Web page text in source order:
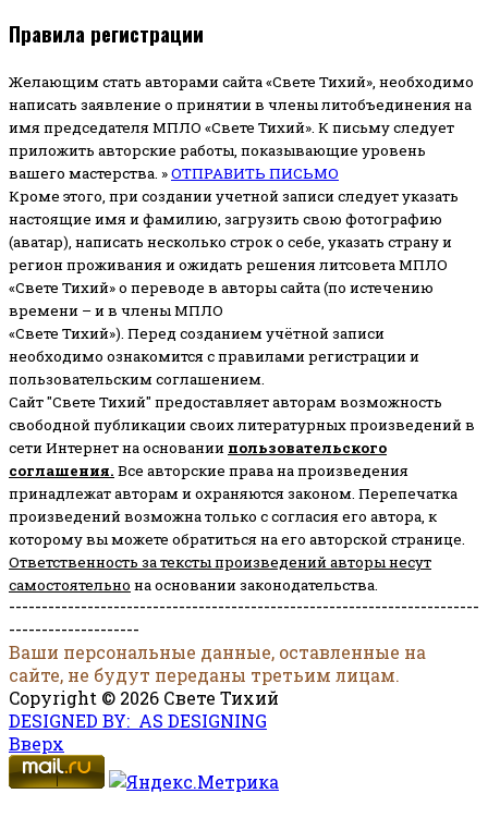
Правила регистрации
Желающим стать авторами сайта «Свете Тихий», необходимо
написать заявление о принятии в члены литобъединения на
имя председателя МПЛО «Свете Тихий». К письму следует
приложить авторские работы, показывающие уровень
вашего мастерства. »ОТПРАВИТЬ ПИСЬМО
Кроме этого, при создании учетной записи следует указать
настоящие имя и фамилию, загрузить свою фотографию
(аватар), написать несколько строк о себе, указать страну и
регион проживания и ожидать решения литсовета МПЛО
«Свете Тихий» о переводе в авторы сайта (по истечению
времени – и в члены МПЛО
«Свете Тихий»). Перед созданием учётной записи
необходимо ознакомится с правилами регистрации и
пользовательским соглашением.
Сайт "Свете Тихий" предоставляет авторам возможность
свободной публикации своих литературных произведений в
сети Интернет на основании пользовательского
соглашения. Все авторские права на произведения
принадлежат авторам и охраняются законом. Перепечатка
произведений возможна только с согласия его автора, к
которому вы можете обратиться на его авторской странице.
Ответственность за тексты произведений авторы несут
самостоятельно на основании законодательства.
------------------------------------------------------------------------
--------------------
Ваши персональные данные, оставленные на
сайте, не будут переданы третьим лицам.
Copyright © 2026 Свете Тихий
DESIGNED BY: AS DESIGNING
Вверх